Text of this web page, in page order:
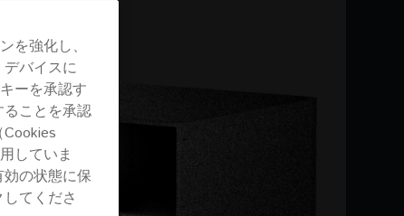
を強化し、
バイスに
ーを承認す
ことを承認
していま
の状態に保
てくださ